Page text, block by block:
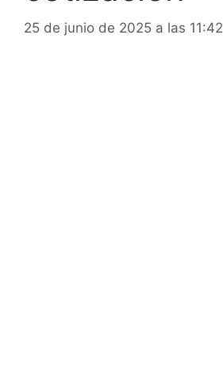
25 de junio de 2025 a las 11:42